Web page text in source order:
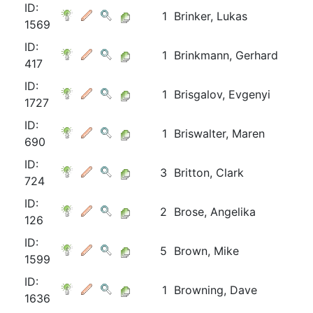
ID:
1569
1 Brinker, Lukas
ID:
417
1 Brinkmann, Gerhard
ID:
1727
1 Brisgalov, Evgenyi
ID:
690
1 Briswalter, Maren
ID:
724
3 Britton, Clark
ID:
126
2 Brose, Angelika
ID:
1599
5 Brown, Mike
ID:
1636
1 Browning, Dave